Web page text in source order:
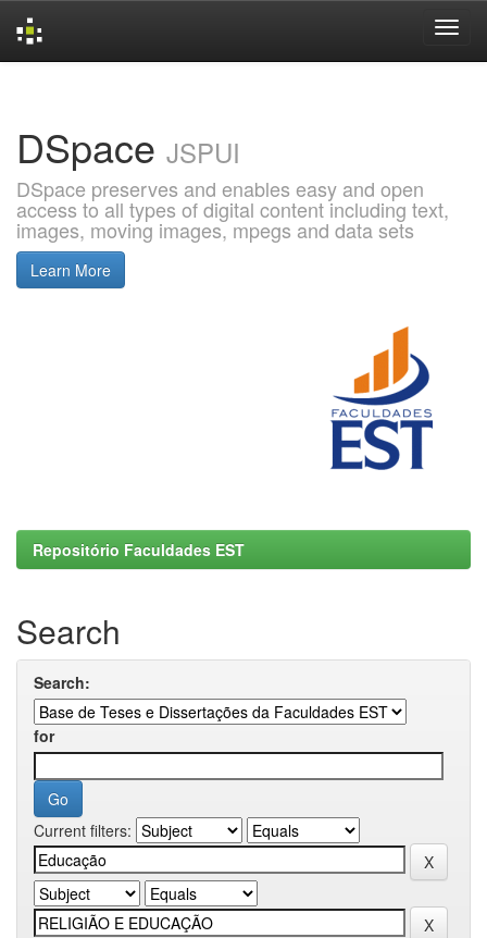
DSpace JSPUI
DSpace preserves and enables easy and open
access to all types of digital content including text,
images, moving images, mpegs and data sets
Learn More
Repositório Faculdades EST
Search
Search:
for
Current filters: